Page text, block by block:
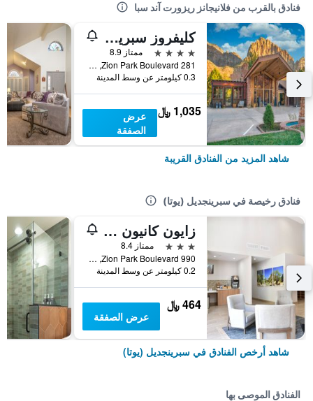
فنادق بالقرب من فلانيجانز ريزورت آند سبا
كليفروز سبرينجدايل، كوريو كوليكشن باي هيلتون
4 نجوم
ممتاز 8.9
281 Zion Park Boulevard, سبرينجديل (يوتا), UT, الولايات المتحدة الأميريكية
0.3 كيلومتر عن وسط المدينة
1,035 ﷼
عرض
الصفقة
شاهد المزيد من الفنادق القريبة
فنادق رخيصة في سبرينجديل (يوتا)
زايون كانيون لودج
3 نجوم
ممتاز 8.4
990 Zion Park Boulevard, سبرينجديل (يوتا), UT, الولايات المتحدة الأميريكية
0.2 كيلومتر عن وسط المدينة
464 ﷼
عرض الصفقة
شاهد أرخص الفنادق في سبرينجديل (يوتا)
الفنادق الموصى بها